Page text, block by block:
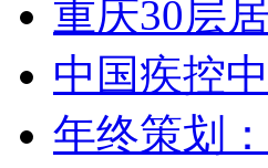
重庆30层
中国疾控
年终策划